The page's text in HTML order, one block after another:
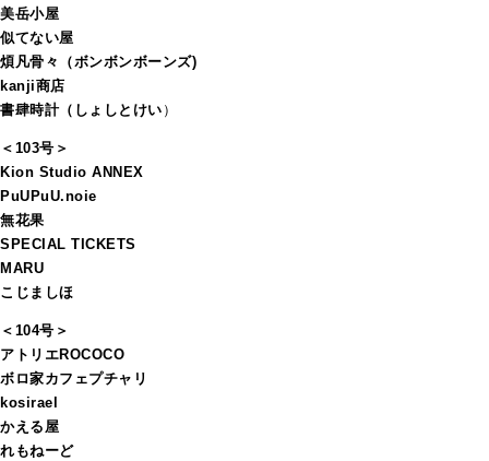
美岳小屋
似てない屋
煩凡骨々（ボンボンボーンズ)
kanji商店
書肆時計（しょしとけい ）
＜103号＞
Kion Studio ANNEX
PuUPuU.noie
無花果
SPECIAL TICKETS
MARU
こじましほ
＜104号＞
アトリエROCOCO
ボロ家カフェプチャリ
kosirael
かえる屋
れもねーど